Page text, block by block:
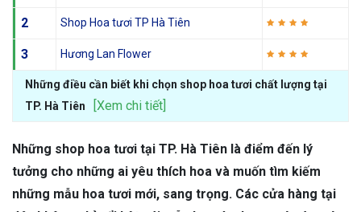
2 Shop Hoa tươi TP Hà Tiên
3 Hương Lan Flower
Những điều cần biết khi chọn shop hoa tươi chất lượng tại
TP. Hà Tiên
[Xem chi tiết]
Những shop hoa tươi tại TP. Hà Tiên là điểm đến lý
tưởng cho những ai yêu thích hoa và muốn tìm kiếm
những mẫu hoa tươi mới, sang trọng. Các cửa hàng tại